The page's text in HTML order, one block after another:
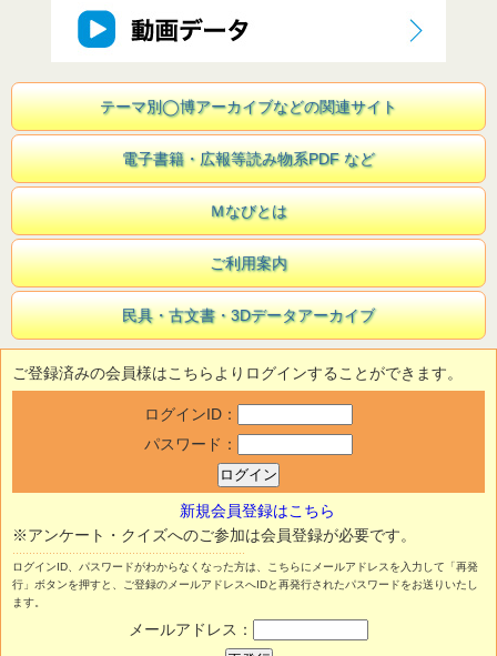
テーマ別◯博アーカイブなどの関連サイト
電子書籍・広報等読み物系PDF など
Ｍなびとは
ご利用案内
民具・古文書・3Dデータアーカイブ
ご登録済みの会員様はこちらよりログインすることができます。
ログインID：
パスワード：
新規会員登録はこちら
※アンケート・クイズへのご参加は会員登録が必要です。
ログインID、パスワードがわからなくなった方は、こちらにメールアドレスを入力して「再発
行」ボタンを押すと、ご登録のメールアドレスへIDと再発行されたパスワードをお送りいたし
ます。
メールアドレス：